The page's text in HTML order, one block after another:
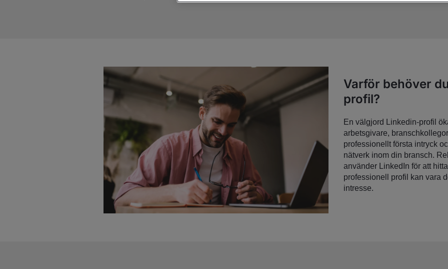
Varför behöver
profil?
En välgjord Linkedin-profil
arbetsgivare,
professionellt första intryck
nätverk inom din bransch.
använder LinkedIn för att
professionell profil kan vara
intresse.